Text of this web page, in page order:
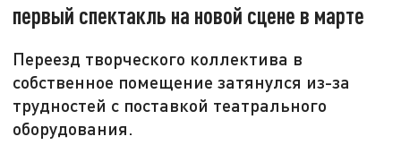
первый спектакль на новой сцене в марте
Переезд творческого коллектива в
собственное помещение затянулся из-за
трудностей с поставкой театрального
оборудования.